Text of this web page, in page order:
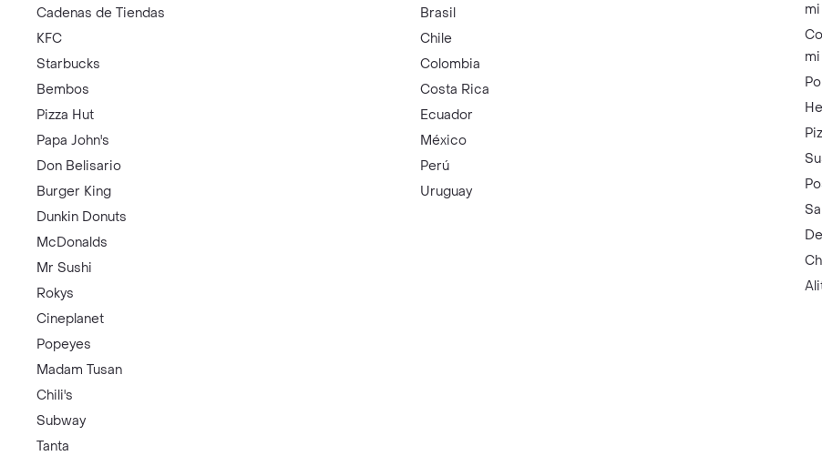
Cadenas de Tiendas
KFC
Starbucks
Bembos
Pizza Hut
Papa John's
Don Belisario
Burger King
Dunkin Donuts
McDonalds
Mr Sushi
Rokys
Cineplanet
Popeyes
Madam Tusan
Chili's
Subway
Tanta
Brasil
Chile
Colombia
Costa Rica
Ecuador
México
Perú
Uruguay
mi
mi